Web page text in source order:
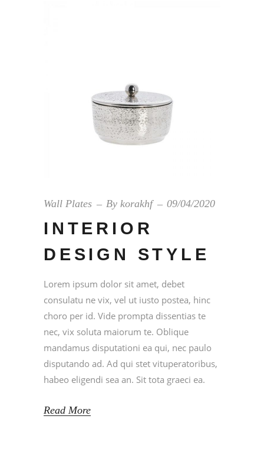
Wall Plates By korakhf 09/04/2020
INTERIOR
DESIGN STYLE
Lorem ipsum dolor sit amet, debet
consulatu ne vix, vel ut iusto postea, hinc
choro per id. Vide prompta dissentias te
nec, vix soluta maiorum te. Oblique
mandamus disputationi ea qui, nec paulo
disputando ad. Ad qui stet vituperatoribus,
habeo eligendi sea an. Sit tota graeci ea.
Read More